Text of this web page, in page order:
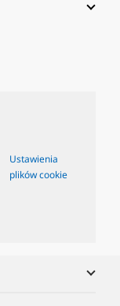
Ustawienia
plików cookie